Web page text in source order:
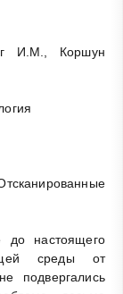
И.М., Коршун
до настоящего
среды от
подвергались